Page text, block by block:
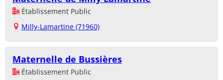
Établissement Public
Milly-Lamartine (71960)
Maternelle de Bussières
Établissement Public